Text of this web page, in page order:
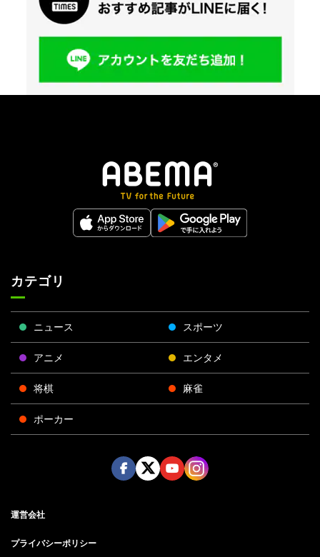
カテゴリ
ニュース スポーツ
アニメ エンタメ
将棋 麻雀
ポーカー
運営会社
プライバシーポリシー